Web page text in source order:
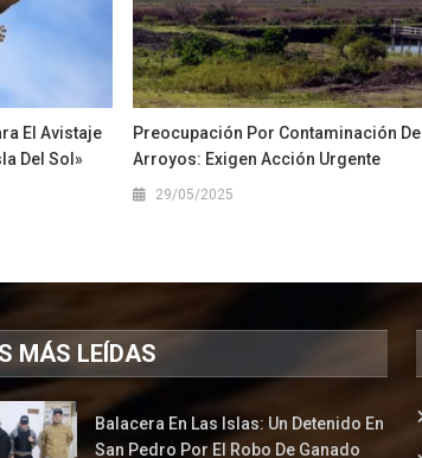
El Avistaje
Del Sol»
Preocupación Por Contaminación De
Arroyos: Exigen Acción Urgente
29/05/2025
MÁS LEÍDAS
Balacera En Las Islas: Un Detenido En
San Pedro Por El Robo De Ganado